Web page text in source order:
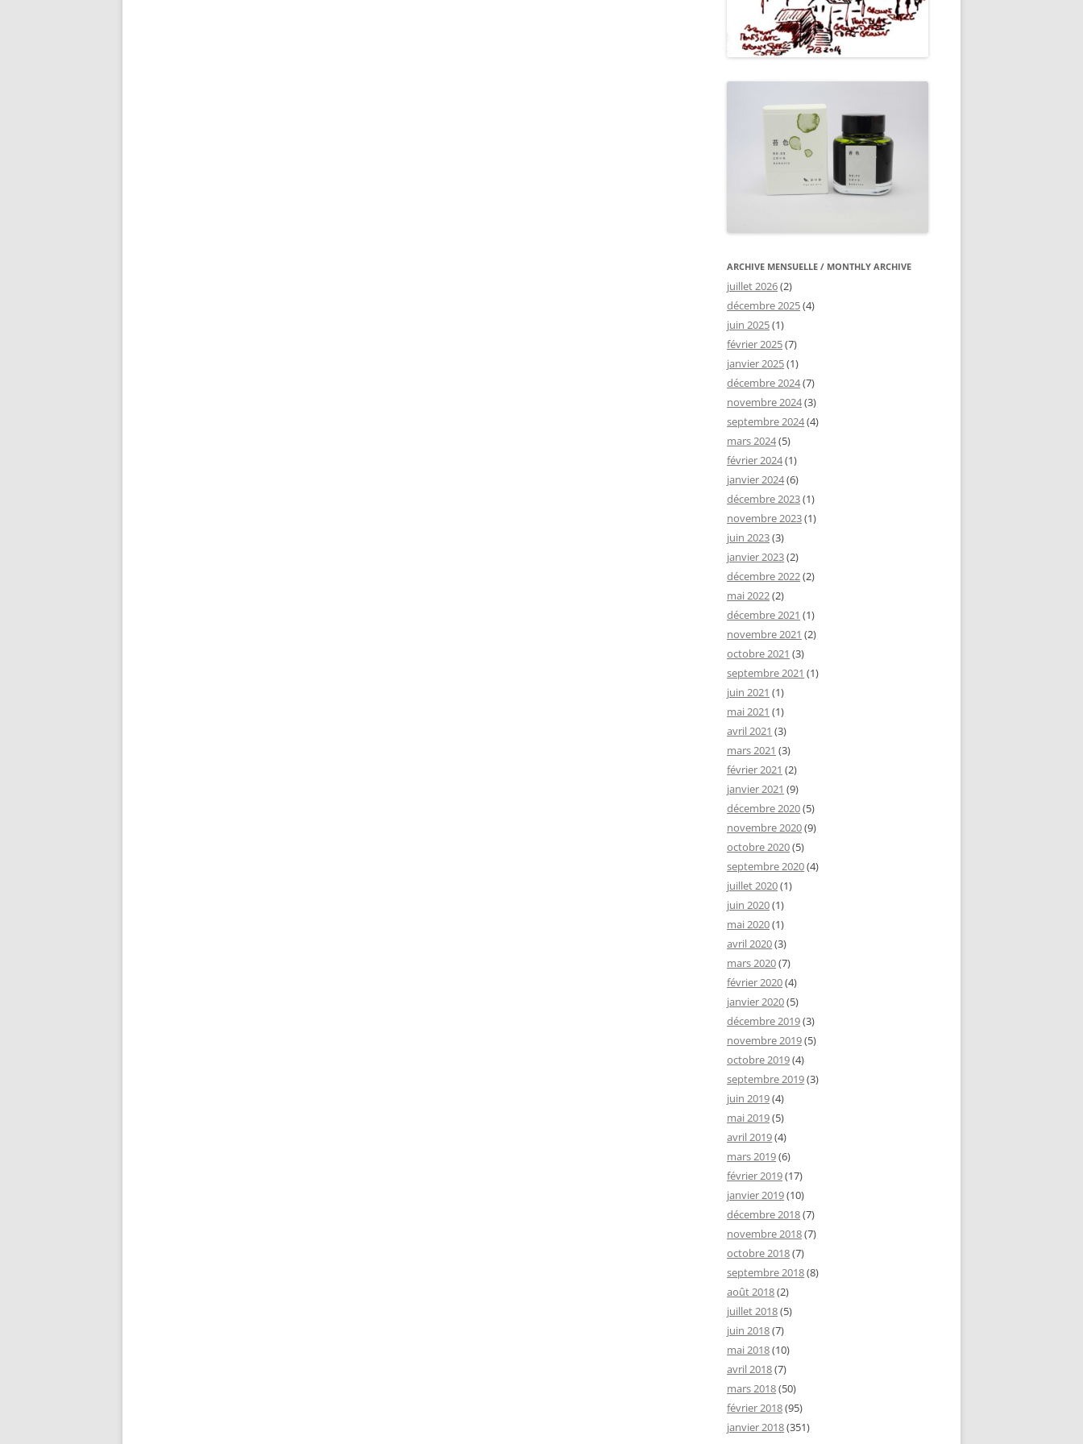
ARCHIVE MENSUELLE / MONTHLY ARCHIVE
juillet 2026(2)
décembre 2025(4)
juin 2025(1)
février 2025(7)
janvier 2025(1)
décembre 2024(7)
novembre 2024(3)
septembre 2024(4)
mars 2024(5)
février 2024(1)
janvier 2024(6)
décembre 2023(1)
novembre 2023(1)
juin 2023(3)
janvier 2023(2)
décembre 2022(2)
mai 2022(2)
décembre 2021 (1)
novembre 2021 (2)
octobre 2021 (3)
septembre 2021 (1)
juin 2021 (1)
mai 2021 (1)
avril 2021 (3)
mars 2021 (3)
février 2021 (2)
janvier 2021 (9)
décembre 2020(5)
novembre 2020(9)
octobre 2020(5)
septembre 2020(4)
juillet 2020(1)
juin 2020(1)
mai 2020(1)
avril 2020(3)
mars 2020(7)
février 2020(4)
janvier 2020(5)
décembre 2019(3)
novembre 2019(5)
octobre 2019(4)
septembre 2019(3)
juin 2019(4)
mai 2019(5)
avril 2019(4)
mars 2019(6)
février 2019(17)
janvier 2019(10)
décembre 2018(7)
novembre 2018(7)
octobre 2018(7)
septembre 2018(8)
août 2018(2)
juillet 2018(5)
juin 2018(7)
mai 2018(10)
avril 2018(7)
mars 2018(50)
février 2018(95)
janvier 2018(351)